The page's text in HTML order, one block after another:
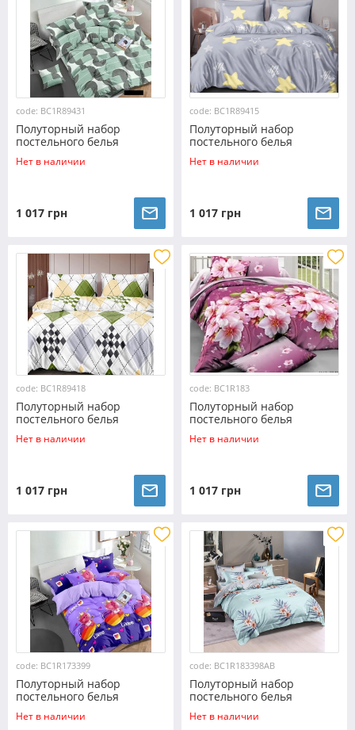
code: BC1R89431
Полуторный набор
постельного белья
150*220 из Ранфорса
№89431 Черешенка™
Нет в наличии
1 017 грн
code: BC1R89415
Полуторный набор
постельного белья
150*220 из Ранфорса
№89415 Черешенка™
Нет в наличии
1 017 грн
code: BC1R89418
Полуторный набор
постельного белья
150*220 из Ранфорса
№89418 Черешенка™
Нет в наличии
1 017 грн
code: BC1R183
Полуторный набор
постельного белья
150*220 из Ранфорса
№1R183 Черешенка™
Нет в наличии
1 017 грн
code: BC1R173399
Полуторный набор
постельного белья
150*220 из Ранфорса
№173399 Черешенка™
Нет в наличии
code: BC1R183398AB
Полуторный набор
постельного белья
150*220 из Ранфорса
№183398AB Черешенка™
Нет в наличии